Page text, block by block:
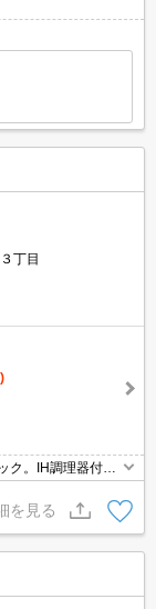
丁目
ク。IH調理器付
ンターホン付き。
を見る